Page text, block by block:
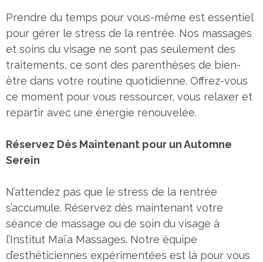
Prendre du temps pour vous-même est essentiel
pour gérer le stress de la rentrée. Nos massages
et soins du visage ne sont pas seulement des
traitements, ce sont des parenthèses de bien-
être dans votre routine quotidienne. Offrez-vous
ce moment pour vous ressourcer, vous relaxer et
repartir avec une énergie renouvelée.
Réservez Dès Maintenant pour un Automne
Serein
N’attendez pas que le stress de la rentrée
s’accumule. Réservez dès maintenant votre
séance de massage ou de soin du visage à
l’Institut Maïa Massages. Notre équipe
d’esthéticiennes expérimentées est là pour vous